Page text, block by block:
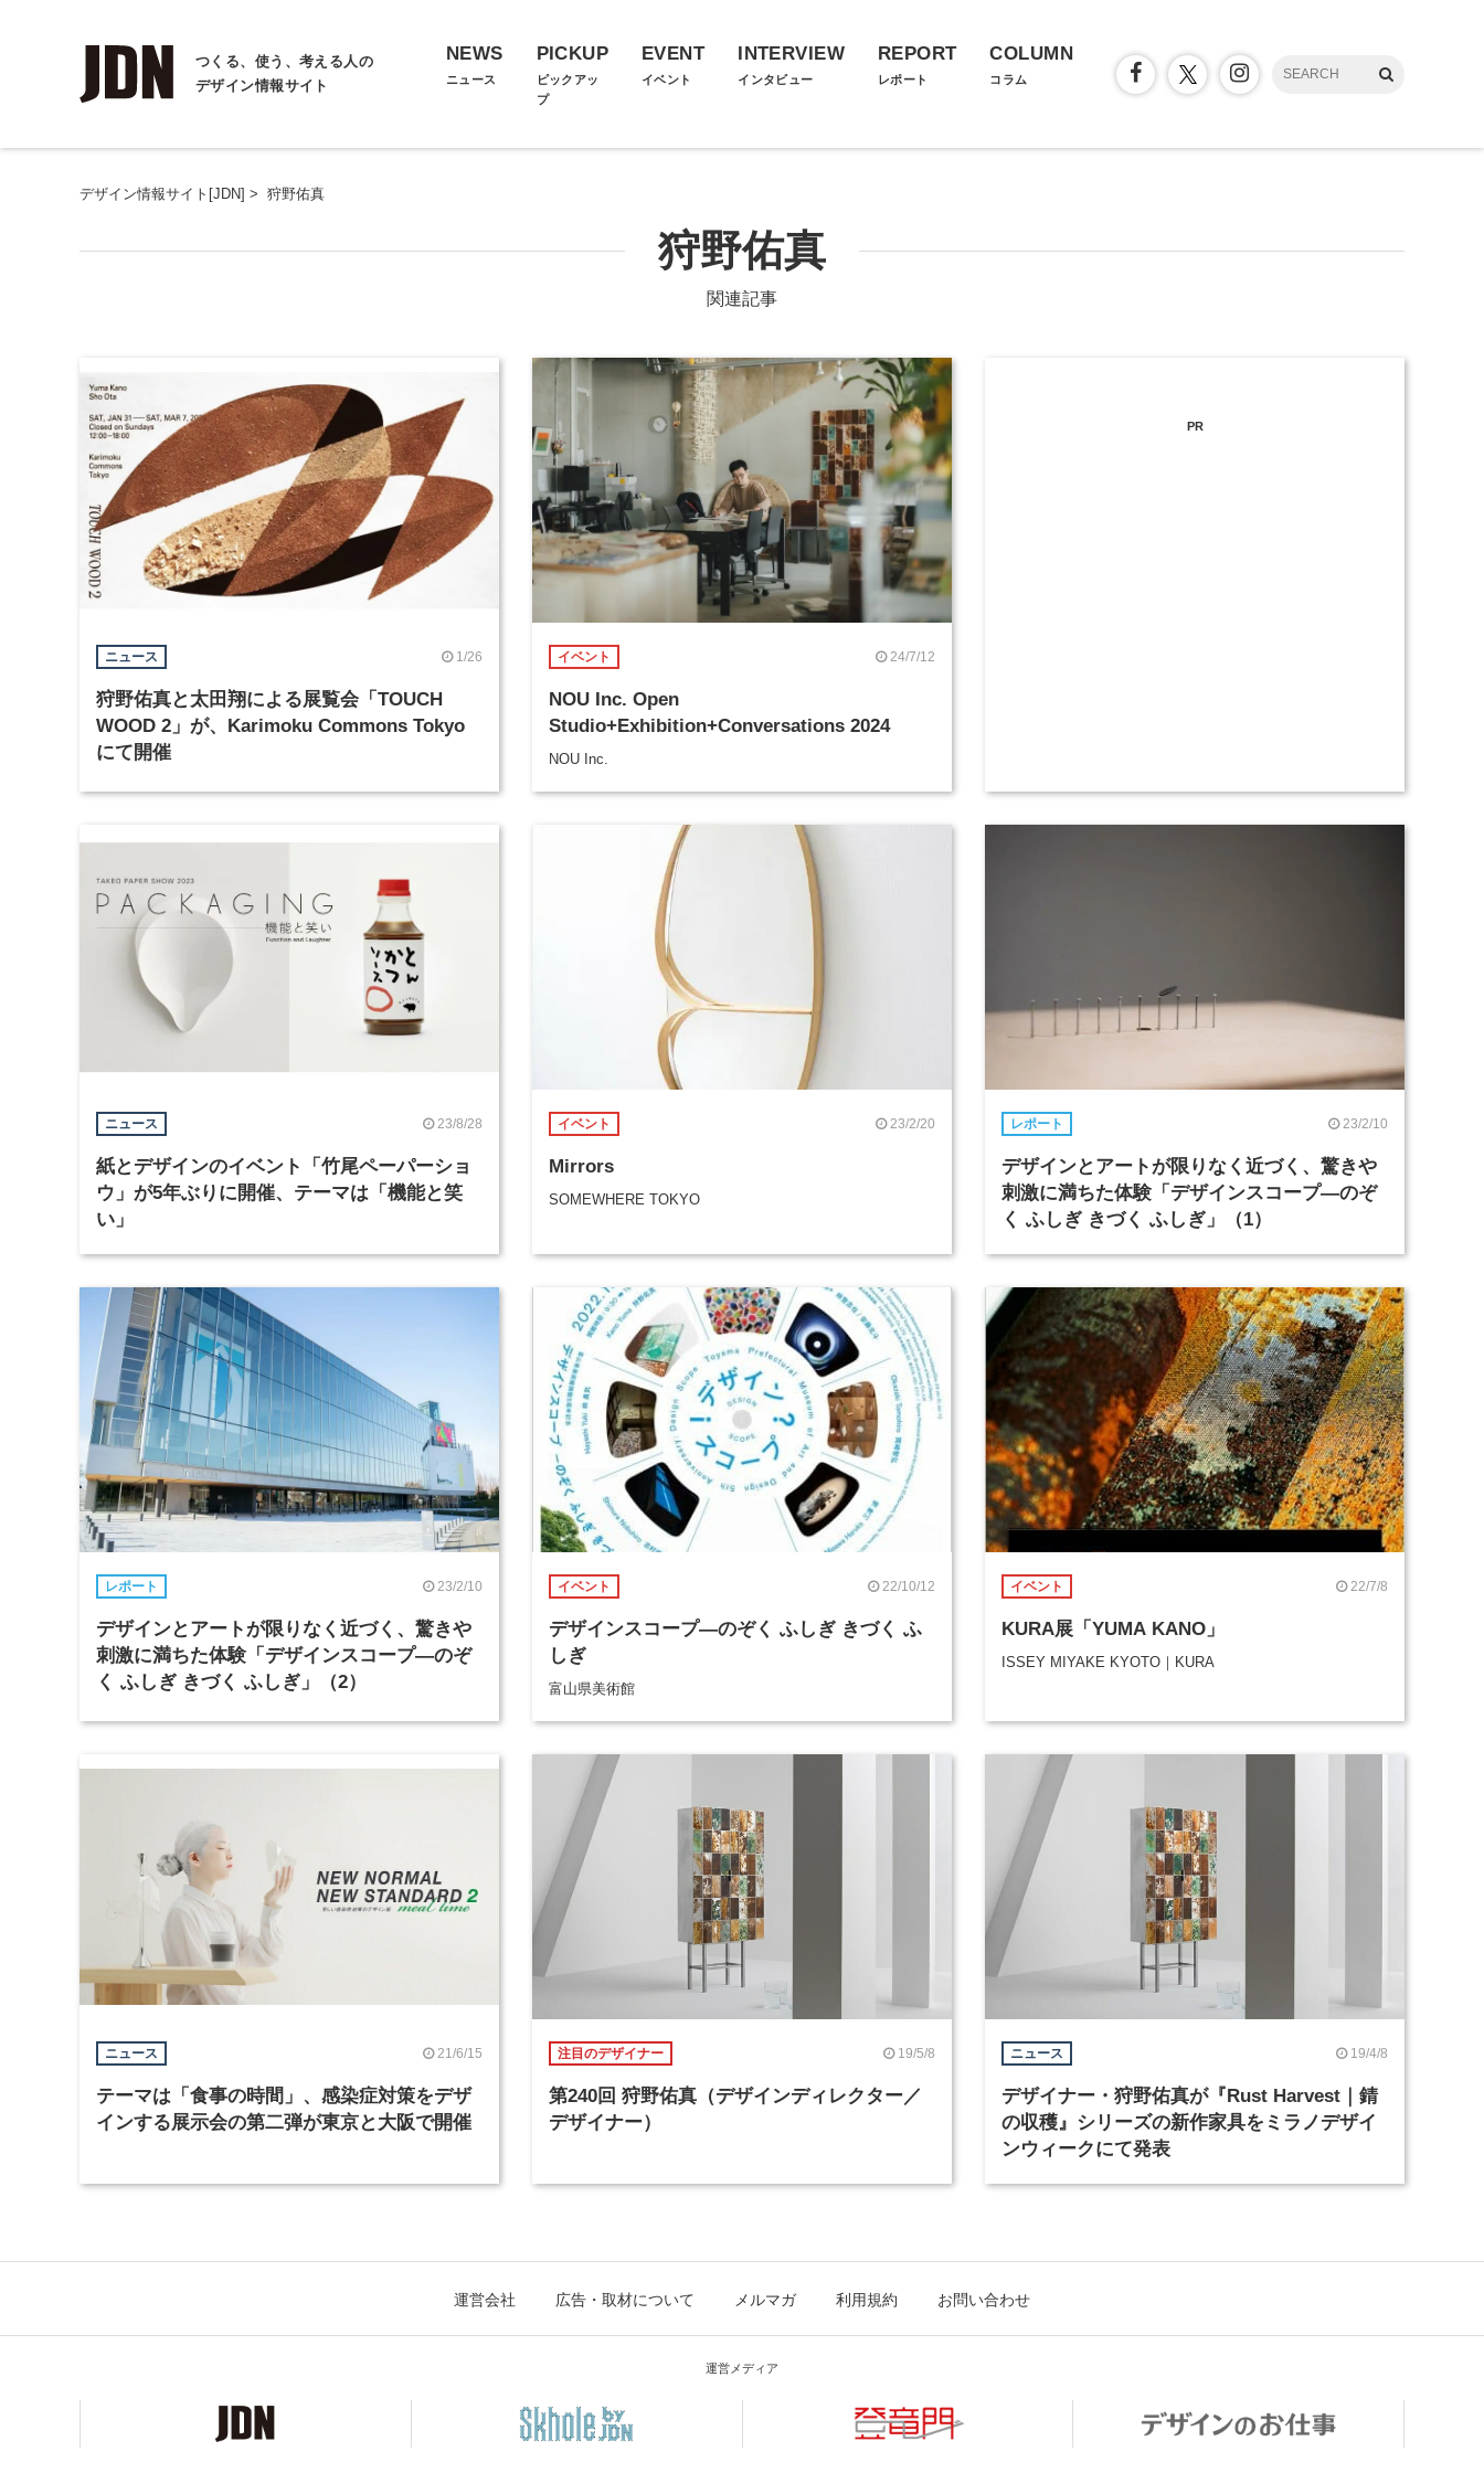
つくる、使う、考える人の
デザイン情報サイト
NEWS
ニュース
PICKUP
ピックアッ
プ
EVENT
イベント
INTERVIEW
インタビュー
REPORT
レポート
COLUMN
コラム
デザイン情報サイト[JDN] > 狩野佑真
狩野佑真
関連記事
ニュース 1/26
狩野佑真と太田翔による展覧会「TOUCH
WOOD 2」が、Karimoku Commons Tokyo
にて開催
イベント 24/7/12
NOU Inc. Open
Studio+Exhibition+Conversations 2024
NOU Inc.
PR
ニュース 23/8/28
紙とデザインのイベント「竹尾ペーパーショ
ウ」が5年ぶりに開催、テーマは「機能と笑
い」
イベント 23/2/20
Mirrors
SOMEWHERE TOKYO
レポート 23/2/10
デザインとアートが限りなく近づく、驚きや
刺激に満ちた体験「デザインスコープ―のぞ
く ふしぎ きづく ふしぎ」（1）
レポート 23/2/10
デザインとアートが限りなく近づく、驚きや
刺激に満ちた体験「デザインスコープ―のぞ
く ふしぎ きづく ふしぎ」（2）
イベント 22/10/12
デザインスコープ―のぞく ふしぎ きづく ふ
しぎ
富山県美術館
イベント 22/7/8
KURA展「YUMA KANO」
ISSEY MIYAKE KYOTO｜KURA
ニュース 21/6/15
テーマは「食事の時間」、感染症対策をデザ
インする展示会の第二弾が東京と大阪で開催
注目のデザイナー 19/5/8
第240回 狩野佑真（デザインディレクター／
デザイナー）
ニュース 19/4/8
デザイナー・狩野佑真が『Rust Harvest｜錆
の収穫』シリーズの新作家具をミラノデザイ
ンウィークにて発表
運営会社 広告・取材について メルマガ 利用規約 お問い合わせ
運営メディア